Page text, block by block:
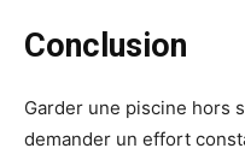
Conclusion
Garder une piscine hors
demander un effort